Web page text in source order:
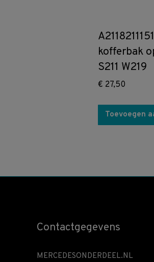
kofferbak
S211 W219
€ 27,50
Toevoegen
Contactgegevens
MERCEDESONDERDEEL.NL